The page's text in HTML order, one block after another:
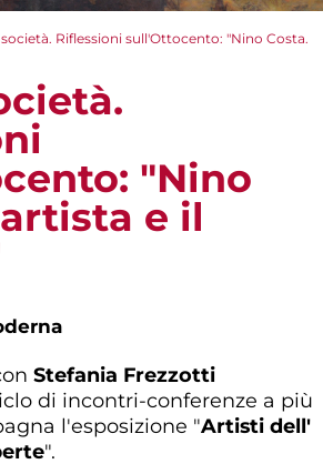
Riflessioni sull'Ottocento: "Nino Costa.
"Nino
e il
Stefania Frezzotti
di incontri-conferenze a più
l'esposizione "Artisti dell'
".